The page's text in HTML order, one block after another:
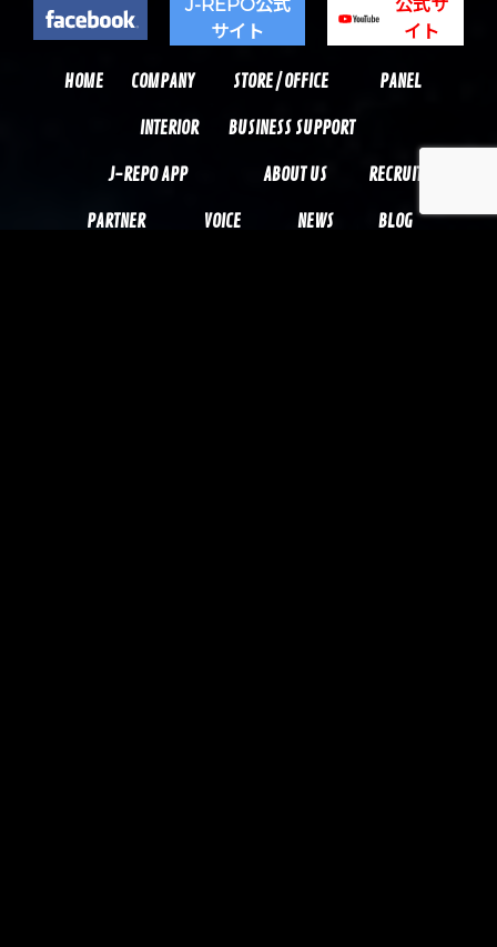
J-REPO公式
公式サ